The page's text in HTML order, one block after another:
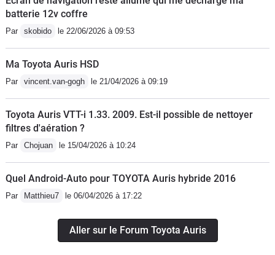
batterie 12v coffre
Par skobido le 22/06/2026 à 09:53
Ma Toyota Auris HSD
Par vincent.van-gogh le 21/04/2026 à 09:19
Toyota Auris VTT-i 1.33. 2009. Est-il possible de nettoyer
filtres d'aération ?
Par Chojuan le 15/04/2026 à 10:24
Quel Android-Auto pour TOYOTA Auris hybride 2016
Par Matthieu7 le 06/04/2026 à 17:22
Aller sur le Forum Toyota Auris